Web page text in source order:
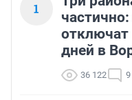
1
отключат
дней в
36 122 9